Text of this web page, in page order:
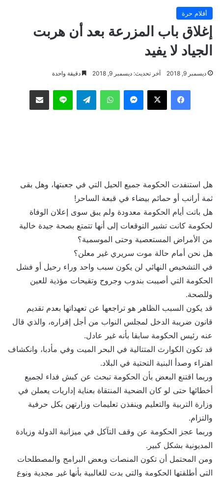
أقلام حرة
إغلاق باب المزرعة بعد أن هربت
الجياد لا يفيد
ديسمبر 9, 2018 آخر تحديث: ديسمبر 9, 2018 دقيقة واحدة
فيسبوك ‫X ماسنجر واتساب تيلقرام لاين مشاركة عبر البريد
هل استنفدت الحكومة جميع الحيل التي في جعبتها، وهل بقى
ثمة أرانب أو حمائم بيضاء في قبعة الساحر!
هل باتت أيام الحكومة معدودة ولم يبق سوى إعلان الوفاة
لحكومة كانت تشير التوقعات إلى أنها تتمتع بصحة جيدة خالية
من الأمراض المستعصية وحتى الموسمية؟
هل نحن أمام حالة موت سريري غير معلن؟
في التشخيص النهائي لن يكون سبب واحد وراء رحيل أو فشل
الحكومة التي أصيبت بندوب وجروح وتقيحات مؤذية للعين
وللصحة.
قد يكون السبب الظاهر هو تراجعها عن تعهداتها بعدم تقديم
قانون ضريبة الدخل لمجلس النواب من أجل إقراره، والذي قال
عنه رئيس الحكومة سابقا بأنه غير عادل.
قد تكون الكوارث المتتالية في البحر الميت وفي مأدبا، وانكشاف
اهتراء وصدأ البنية التحتية في البلاد.
وربما اقتنع البعض بأن الحكومة تبحث عن كبش فداء لجميع
أخطائها حتى لو كان الضحية المنتقاة بعناية إداريات يعملن في
وزارة التربية والتعليم وينفذن تعليمات وزارتهن بكل حرفية
والتزام.
وربما عجز الحكومة عن وقف التآكل في ميزانية الدولة وزيادة
المديونية بشكل كبير.
ومن المحتمل أن تكون المنصات وبعض البرامج والمصطلحات
التي أطلقتها الحكومة والتي بدت للغالبية بأنها غير مجدية ونوع